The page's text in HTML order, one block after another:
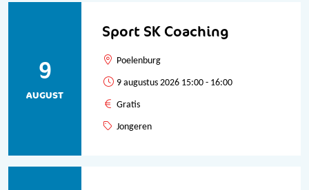
Sport SK Coaching
9
AUGUST
Poelenburg
9 augustus 2026 15:00 - 16:00
Gratis
Jongeren